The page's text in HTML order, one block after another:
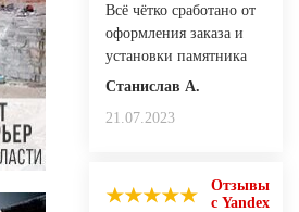
Всё чётко сработано от
оформления заказа и
установки памятника
Станислав А.
21.07.2023
Отзывы
с Yandex